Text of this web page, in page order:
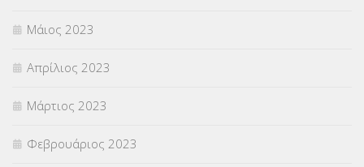
Μάιος 2023
Απρίλιος 2023
Μάρτιος 2023
Φεβρουάριος 2023